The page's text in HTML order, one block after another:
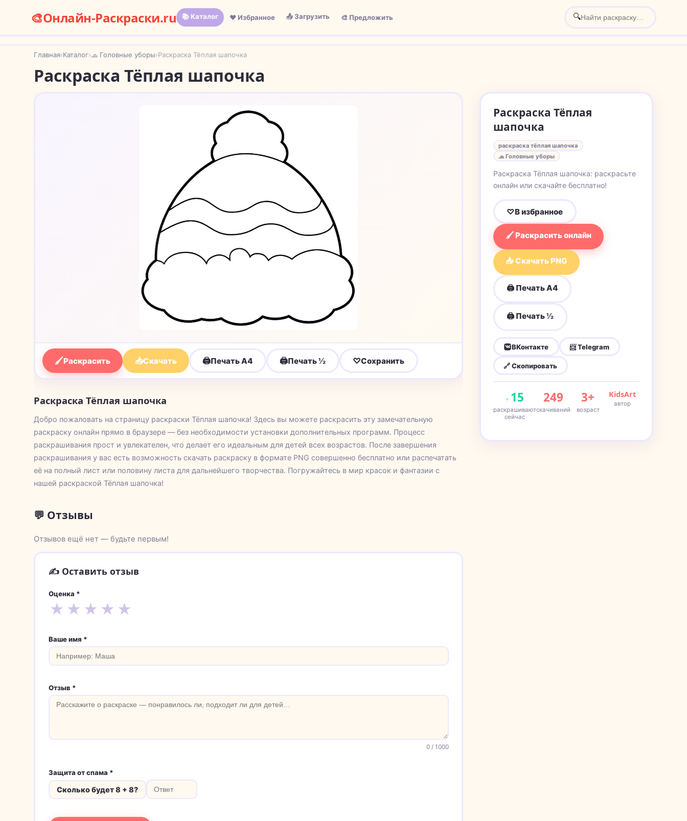
🎨Онлайн-Раскраски.ru 📚 Каталог ❤️ Избранное 📤 Загрузить 🎨 Предложить 🔍
Главная›Каталог› 🧢 Головные уборы›Раскраска Тёплая шапочка
Раскраска Тёплая шапочка
🖌Раскрасить 📥Скачать 🖨Печать A4 🖨Печать ½ ♡Сохранить
Раскраска Тёплая шапочка
Добро пожаловать на страницу раскраски Тёплая шапочка! Здесь вы можете раскрасить эту замечательную
раскраску онлайн прямо в браузере — без необходимости установки дополнительных программ. Процесс
раскрашивания прост и увлекателен, что делает его идеальным для детей всех возрастов. После завершения
раскрашивания у вас есть возможность скачать раскраску в формате PNG совершенно бесплатно или распечатать
её на полный лист или половину листа для дальнейшего творчества. Погружайтесь в мир красок и фантазии с
нашей раскраской Тёплая шапочка!
💬 Отзывы
Отзывов ещё нет — будьте первым!
✍️ Оставить отзыв
Оценка *
★ ★ ★ ★ ★
Ваше имя *
Отзыв *
0/ 1000
Защита от спама *
Сколько будет 8 + 8?
Раскраска Тёплая
шапочка
раскраска тёплая шапочка
🧢 Головные уборы
Раскраска Тёплая шапочка: раскрасьте
онлайн или скачайте бесплатно!
♡В избранное
🖌 Раскрасить онлайн
📥 Скачать PNG
🖨 Печать A4
🖨 Печать ½
ВКонтакте 📨 Telegram
🔗 Скопировать
15
раскрашивают
сейчас
249
скачиваний
3+
возраст
KidsArt
автор